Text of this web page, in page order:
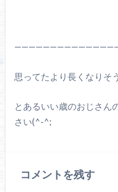
思ってたより長くなりそ
とあるいい歳のおじさん
さい(^-^;
コメントを残す